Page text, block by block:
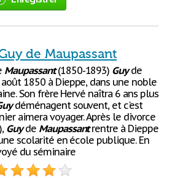
de Maupassant
Maupassant(1850-1893) Guyde
1850 à Dieppe, dans une noble
Son frère Hervé naîtra 6 ans plus
déménagent souvent, et c'est
aimera voyager. Après le divorce
Guyde Maupassantrentre à Dieppe
scolarité en école publique. En
du séminaire